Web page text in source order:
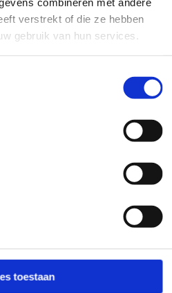
verstrekt of die ze hebben
gebruik van hun services.
toestaan
de scholing op locatie
in.